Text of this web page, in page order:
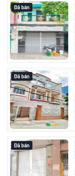
Đã bán
Đã bán
Đã bán